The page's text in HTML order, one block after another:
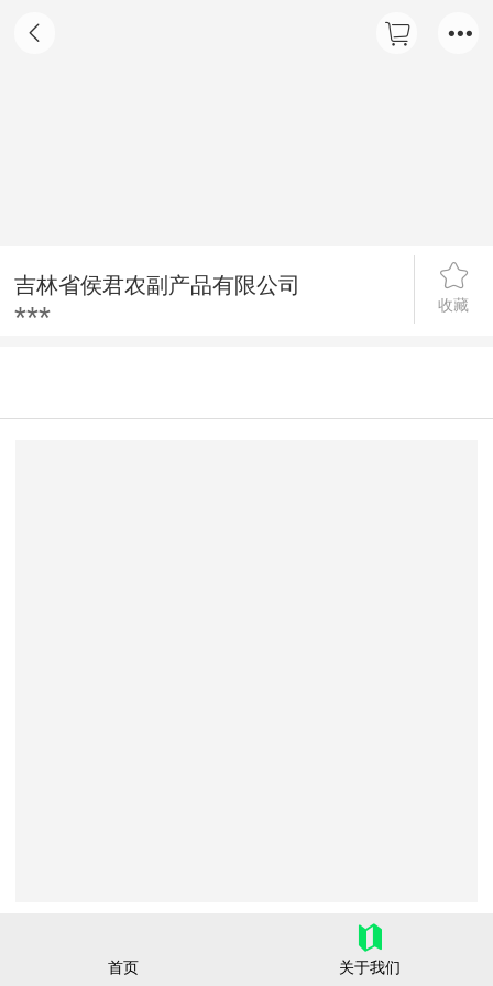
吉林省侯君农副产品有限公司
收藏
***
吉林省侯君农副产品有限公司
首页 关于我们